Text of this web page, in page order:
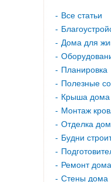
Все статьи
Дома для
Планировка
Полезные
Крыша дома
Монтаж
Отделка
Будни
Ремонт дома
Стены дома